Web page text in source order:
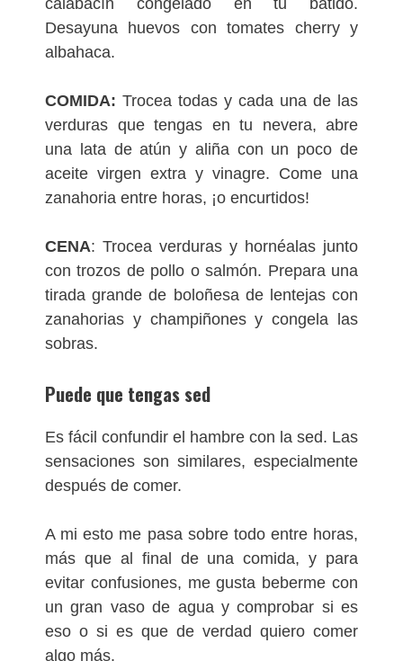
Desayuna huevos con tomates cherry y
albahaca.
COMIDA: Trocea todas y cada una de las
verduras que tengas en tu nevera, abre
una lata de atún y aliña con un poco de
aceite virgen extra y vinagre. Come una
zanahoria entre horas, ¡o encurtidos!
CENA: Trocea verduras y hornéalas junto
con trozos de pollo o salmón. Prepara una
tirada grande de boloñesa de lentejas con
zanahorias y champiñones y congela las
sobras.
Puede que tengas sed
Es fácil confundir el hambre con la sed. Las
sensaciones son similares, especialmente
después de comer.
A mi esto me pasa sobre todo entre horas,
más que al final de una comida, y para
evitar confusiones, me gusta beberme con
un gran vaso de agua y comprobar si es
eso o si es que de verdad quiero comer
algo más.